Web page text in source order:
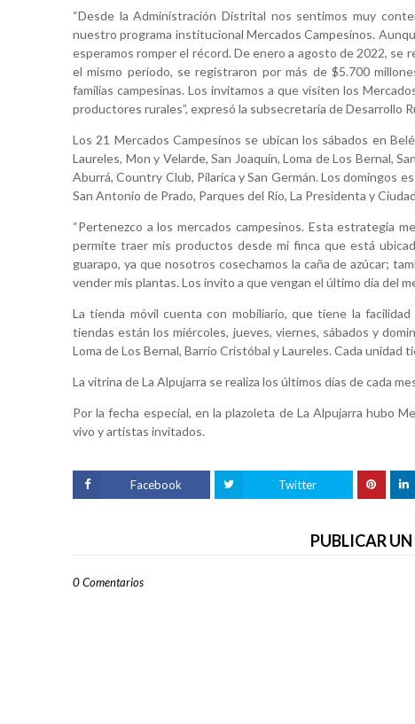
“Desde la Administración Distrital nos sentimos muy
nuestro programa institucional Mercados Campesinos.
esperamos romper el récord. De enero a agosto de 2022, se
el mismo periodo, se registraron por más de $5.700
familias campesinas. Los invitamos a que visiten los
productores rurales”, expresó la subsecretaria de Desarrollo
Los 21 Mercados Campesinos se ubican los sábados en
Laureles, Mon y Velarde, San Joaquín, Loma de Los Bernal,
Aburrá, Country Club, Pilarica y San Germán. Los domingos
San Antonio de Prado, Parques del Río, La Presidenta y
“Pertenezco a los mercados campesinos. Esta estrategia
permite traer mis productos desde mi finca que está
guarapo, ya que nosotros cosechamos la caña de azúcar;
vender mis plantas. Los invito a que vengan el último día del
La tienda móvil cuenta con mobiliario, que tiene la
tiendas están los miércoles, jueves, viernes, sábados y
Loma de Los Bernal, Barrio Cristóbal y Laureles. Cada
La vitrina de La Alpujarra se realiza los últimos días de cada
Por la fecha especial, en la plazoleta de La Alpujarra hubo
vivo y artistas invitados.
Facebook Twitter
PUBLICAR
0 Comentarios